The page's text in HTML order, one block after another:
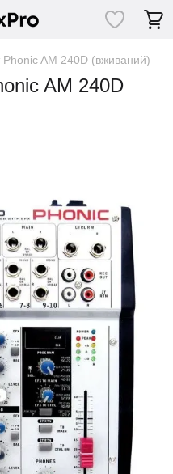
Phonic AM 240D (вживаний)
AM 240D